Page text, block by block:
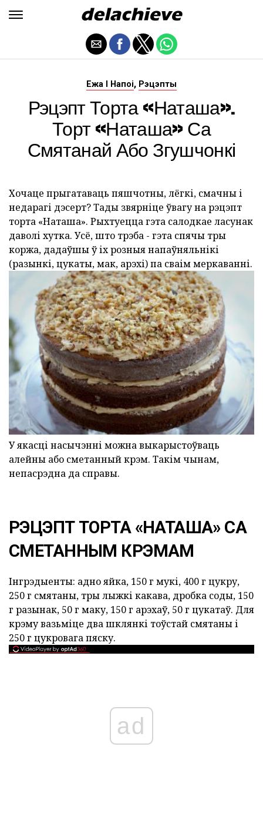
Ежа І Напоі, Рэцэпты
Рэцэпт Торта «Наташа».
Торт «Наташа» Са
Смятанай Або Згушчонкі
Хочаце прыгатаваць пяшчотны, лёгкі, смачны і
недарагі дэсерт? Тады звярніце ўвагу на рэцэпт
торта «Наташа». Рыхтуецца гэта салодкае ласунак
даволі хутка. Усё, што трэба - гэта спячы тры
коржа, дадаўшы ў іх розныя напаўняльнікі
(разынкі, цукаты, мак, арэхі) па сваім меркаванні.
У якасці насычэнні можна выкарыстоўваць
алейны або сметанный крэм. Такім чынам,
непасрэдна да справы.
РЭЦЭПТ ТОРТА «НАТАША» СА
СМЕТАННЫМ КРЭМАМ
Інгрэдыенты: адно яйка, 150 г мукі, 400 г цукру,
250 г смятаны, тры лыжкі какава, дробка соды, 150
г разынак, 50 г маку, 150 г арэхаў, 50 г цукатаў. Для
крэму вазьміце два шклянкі тоўстай смятаны і
250 г цукровага пяску.
ad